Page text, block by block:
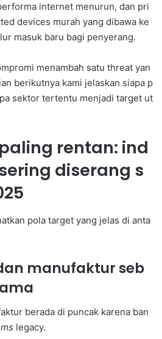
internet menurun, dan pri
devices murah yang dibawa ke
masuk baru bagi penyerang.
menambah satu threat yan
berikutnya kami jelaskan siapa p
sektor tertentu menjadi target ut
rentan: ind
diserang s
pola target yang jelas di anta
manufaktur seb
berada di puncak karena ban
legacy.